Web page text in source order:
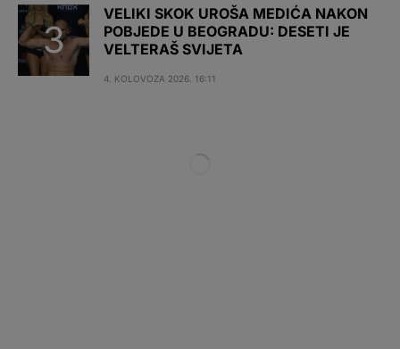
VELIKI SKOK UROŠA MEDIĆA NAKON
POBJEDE U BEOGRADU: DESETI JE
VELTERAŠ SVIJETA
4. KOLOVOZA 2026. 16:11